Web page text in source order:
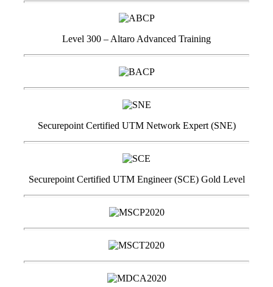
Level 300 – Altaro Advanced Training
Securepoint Certified UTM Network Expert (SNE)
Securepoint Certified UTM Engineer (SCE) Gold Level